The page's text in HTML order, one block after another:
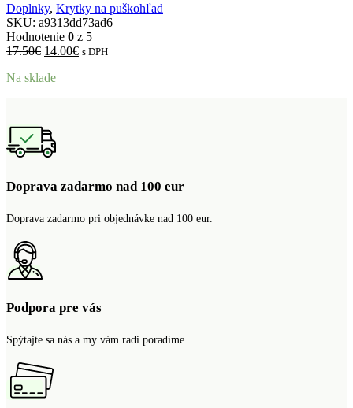
Doplnky, Krytky na puškohľad
SKU: a9313dd73ad6
Hodnotenie 0 z 5
17.50€ Pôvodná
bola:
14.00€Aktuálna
s DPH
Na sklade
Doprava zadarmo nad 100 eur
Doprava zadarmo pri objednávke nad 100 eur.
Podpora pre vás
Spýtajte sa nás a my vám radi poradíme.